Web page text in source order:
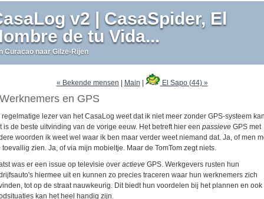
v2 | CasaSpider, El
de tu Vida...
Curacao naar Gilze-Rijen
« Bekende mensen Main El Sapo (44) »
Werknemers en GPS
regelmatige lezer van het CasaLog weet dat ik niet meer zonder GPS-systeem
is de beste uitvinding van de vorige eeuw. Het betreft hier een passieve GPS met
woorden ik weet wel waar ik ben maar verder weet niemand dat. Ja, of men
toevallig zien. Ja, of via mijn mobieltje. Maar de TomTom zegt niets.
was er een issue op televisie over actieve GPS. Werkgevers rusten hun
hiermee uit en kunnen zo precies traceren waar hun werknemers zich
tot op de straat nauwkeurig. Dit biedt hun voordelen bij het plannen en ook
kan het heel handig zijn.